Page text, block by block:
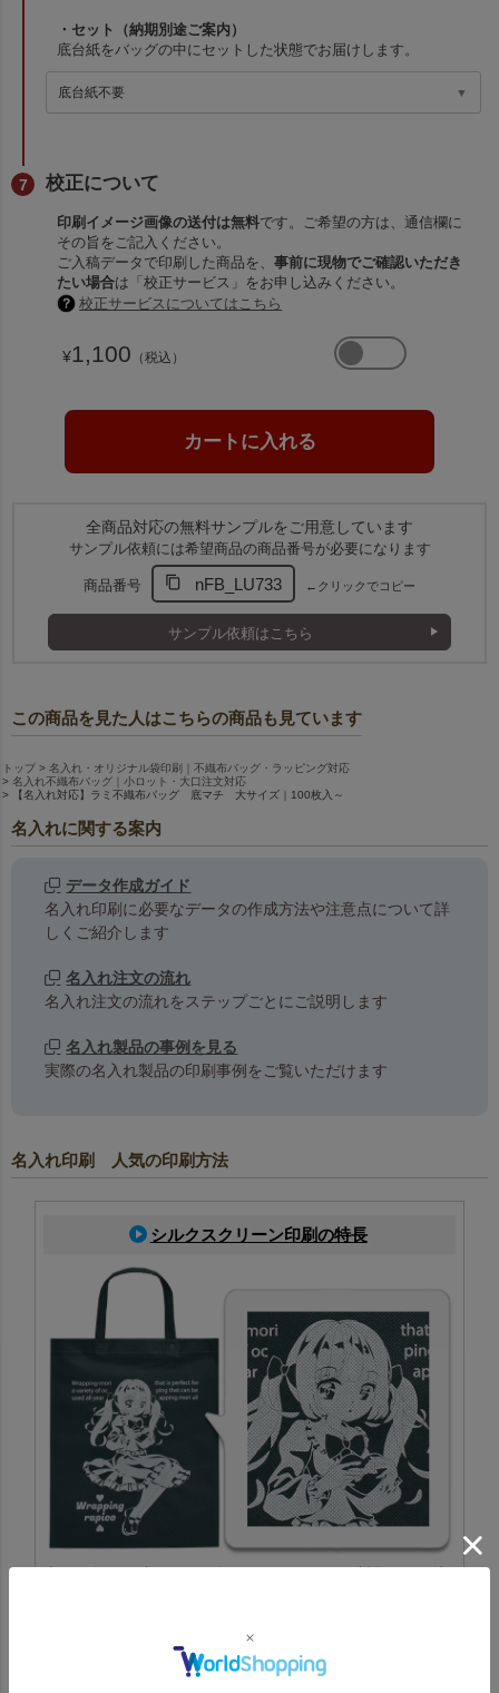
・セット（納期別途ご案内）
底台紙をバッグの中にセットした状態でお届けします。
校正について
印刷イメージ画像の送付は無料です。ご希望の方は、通信欄に
その旨をご記入ください。
ご入稿データで印刷した商品を、事前に現物でご確認いただき
たい場合は「校正サービス」をお申し込みください。
校正サービスについてはこちら
¥1,100 （税込）
全商品対応の無料サンプルをご用意しています
サンプル依頼には希望商品の商品番号が必要になります
商品番号 nFB_LU733 ←クリックでコピー
サンプル依頼はこちら
この商品を見た人はこちらの商品も見ています
トップ
名入れ・オリジナル袋印刷｜不織布バッグ・ラッピング対応
名入れ不織布バッグ｜小ロット・大口注文対応
【名入れ対応】ラミ不織布バッグ 底マチ 大サイズ｜100枚入～
名入れに関する案内
データ作成ガイド
名入れ印刷に必要なデータの作成方法や注意点について詳
しくご紹介します
名入れ注文の流れ
名入れ注文の流れをステップごとにご説明します
名入れ製品の事例を見る
実際の名入れ製品の印刷事例をご覧いただけます
名入れ印刷 人気の印刷方法
シルクスクリーン印刷の特長
シルクスクリーン印刷一覧はこちら